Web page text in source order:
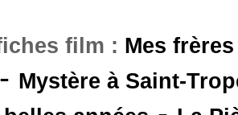
film : Mes
- Mystère à Saint-